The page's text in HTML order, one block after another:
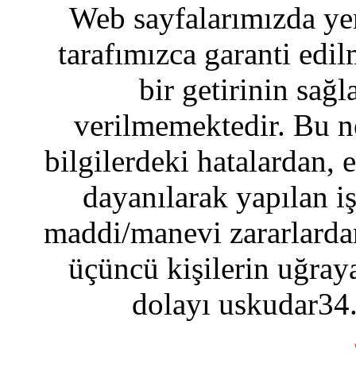
Web sayfalarımızda
tarafımızca garanti
bir getirinin
verilmemektedir. Bu
bilgilerdeki hatalardan,
dayanılarak yapılan
maddi/manevi
üçüncü kişilerin
dolayı